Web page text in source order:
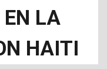
EN LA
HAITI